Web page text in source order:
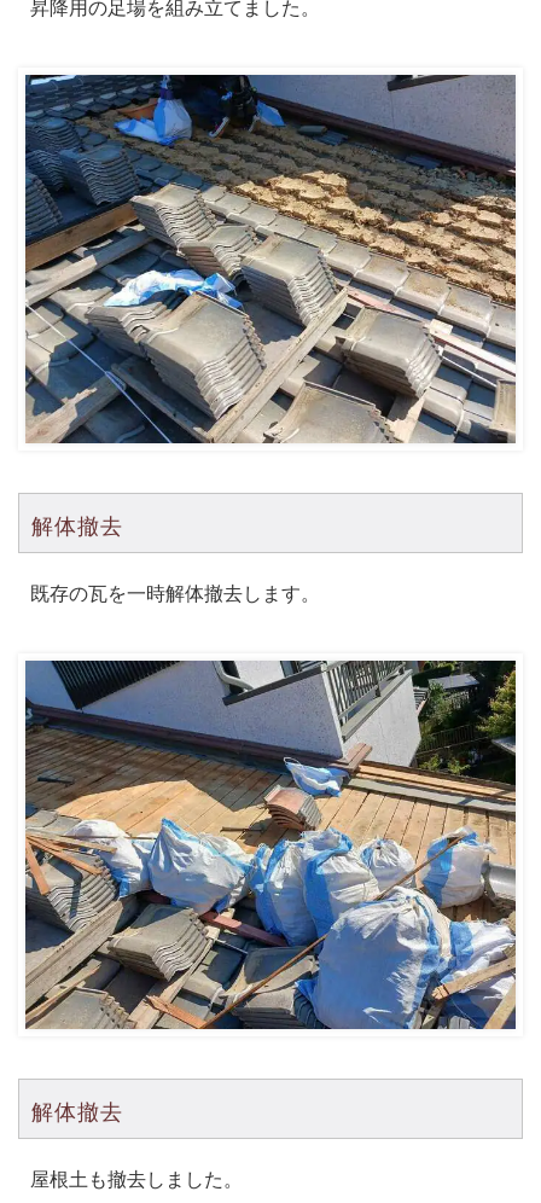
昇降用の足場を組み立てました。
解体撤去
既存の瓦を一時解体撤去します。
解体撤去
屋根土も撤去しました。